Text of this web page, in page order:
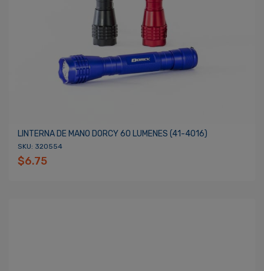
LINTERNA DE MANO DORCY 60 LUMENES (41-4016)
SKU: 320554
$6.75